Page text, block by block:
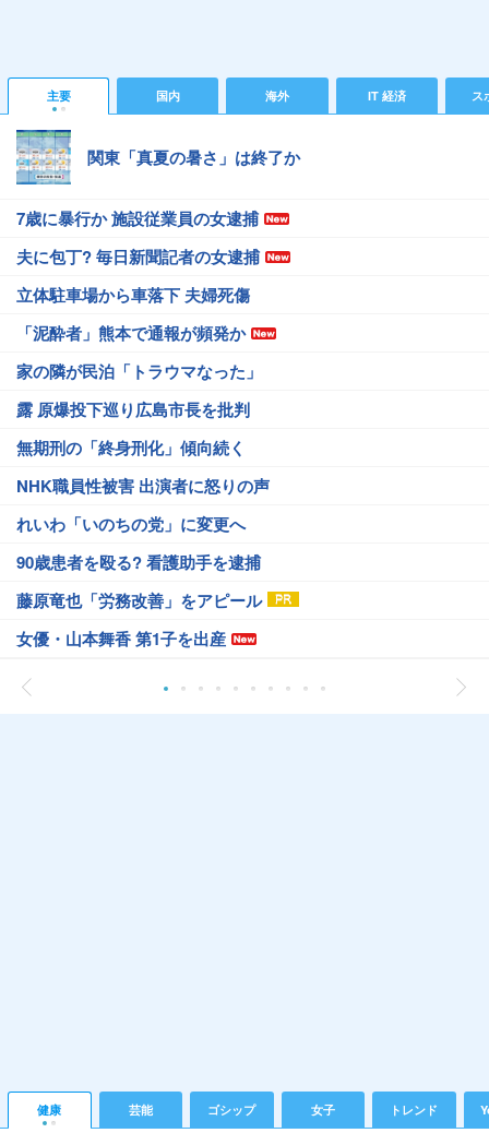
主要 国内 海外 IT 経済 ス
関東「真夏の暑さ」は終了か
7歳に暴行か 施設従業員の女逮捕
夫に包丁? 毎日新聞記者の女逮捕
立体駐車場から車落下 夫婦死傷
「泥酔者」熊本で通報が頻発か
家の隣が民泊「トラウマなった」
露 原爆投下巡り広島市長を批判
無期刑の「終身刑化」傾向続く
NHK職員性被害 出演者に怒りの声
れいわ「いのちの党」に変更へ
90歳患者を殴る? 看護助手を逮捕
藤原竜也「労務改善」をアピール
女優・山本舞香 第1子を出産
健康 芸能 ゴシップ 女子 トレンド